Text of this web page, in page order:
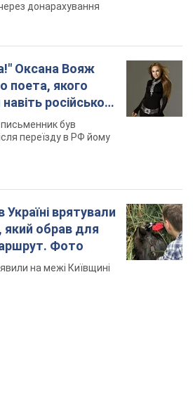
донарахування
Оксана Вояж
поета, якого
російської
геноциду
був
переїзду в РФ йому
Україні врятували
який обрав для
Фото
на межі Київщині